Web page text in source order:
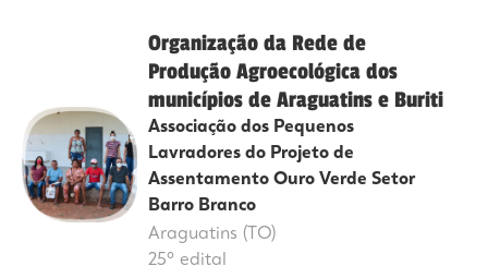
Organização da Rede de
Produção Agroecológica dos
municípios de Araguatins e Buriti
Associação dos Pequenos
Lavradores do Projeto de
Assentamento Ouro Verde Setor
Barro Branco
Araguatins (TO)
25º edital